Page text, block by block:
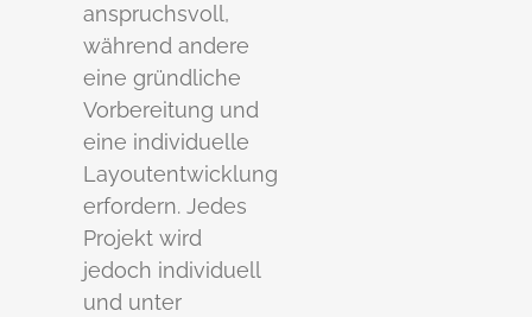
anspruchsvoll,
während andere
eine gründliche
Vorbereitung und
eine individuelle
Layoutentwicklung
erfordern. Jedes
Projekt wird
jedoch individuell
und unter